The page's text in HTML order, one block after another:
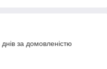
за домовленістю